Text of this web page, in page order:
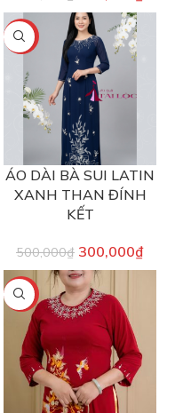
-40%
ÁO DÀI BÀ SUI LATIN
XANH THAN ĐÍNH
KẾT
500,000₫ 300,000₫
-40%